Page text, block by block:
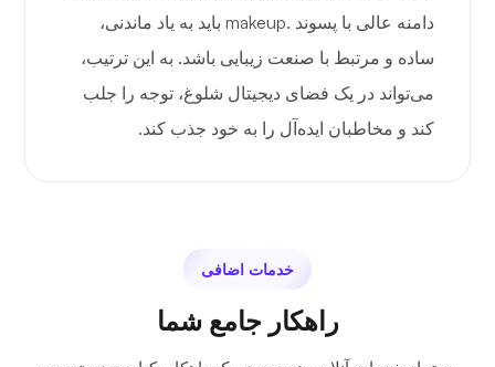
دامنه عالی با پسوند .makeup باید به یاد ماندنی،
ساده و مرتبط با صنعت زیبایی باشد. به این ترتیب،
می‌تواند در یک فضای دیجیتال شلوغ، توجه را جلب
کند و مخاطبان ایده‌آل را به خود جذب کند.
خدمات اضافی
راهکار جامع شما